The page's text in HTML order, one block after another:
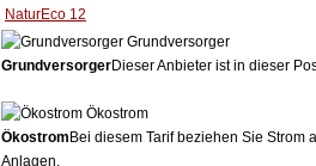
NaturEco 12
Grundversorger
GrundversorgerDieser Anbieter ist in dieser
Ökostrom
Ökostrom Bei diesem Tarif beziehen Sie
Anlagen.